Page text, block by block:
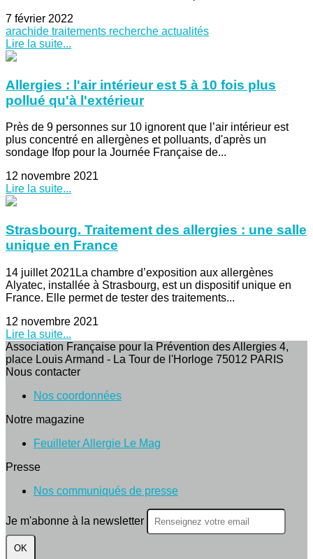
7 février 2022
arachide traitements recherche actualités
Lire la suite...
Allergies : l'air intérieur est 5 à 10 fois plus
pollué qu'à l'extérieur
Près de 9 personnes sur 10 ignorent que l’air intérieur est
plus concentré en allergènes et polluants, d'après un
sondage Ifop pour la Journée Française de...
12 novembre 2021
Lire la suite...
Strasbourg. Traitement des allergies : une salle
unique en France
14 juillet 2021La chambre d’exposition aux allergènes
Alyatec, installée à Strasbourg, est un dispositif unique en
France. Elle permet de tester des traitements...
12 novembre 2021
Lire la suite...
Association Française pour la Prévention des Allergies 4,
place Louis Armand - La Tour de l'Horloge 75012 PARIS
Nous contacter
Nos coordonnées
Notre magazine
Feuilleter Allergie Le Mag
Presse
Nos communiqués de presse
Je m'abonne à la newsletter
OK